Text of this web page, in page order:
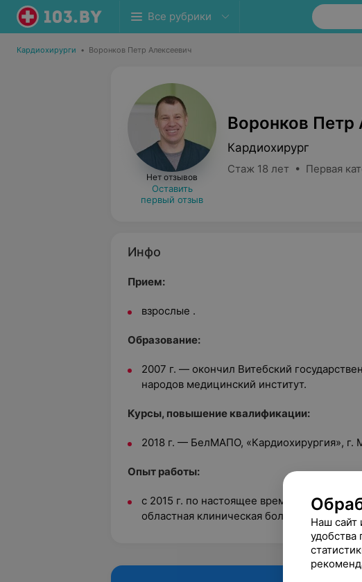
Все рубрики
Кардиохирурги • Воронков Петр Алексеевич
Нет отзывов
Оставить
первый отзыв
Воронков Петр
Кардиохирург
Стаж 18 лет • Первая
Инфо
Прием:
взрослые .
Образование:
2007 г. — окончил Витебский
народов медицинский институт.
Курсы, повышение квалификации:
2018 г. — БелМАПО, «Кардиохирургия», г.
Опыт работы:
с 2015 г. по настоящее время — врач-
областная клиническая больница».Наш сайт
удобства